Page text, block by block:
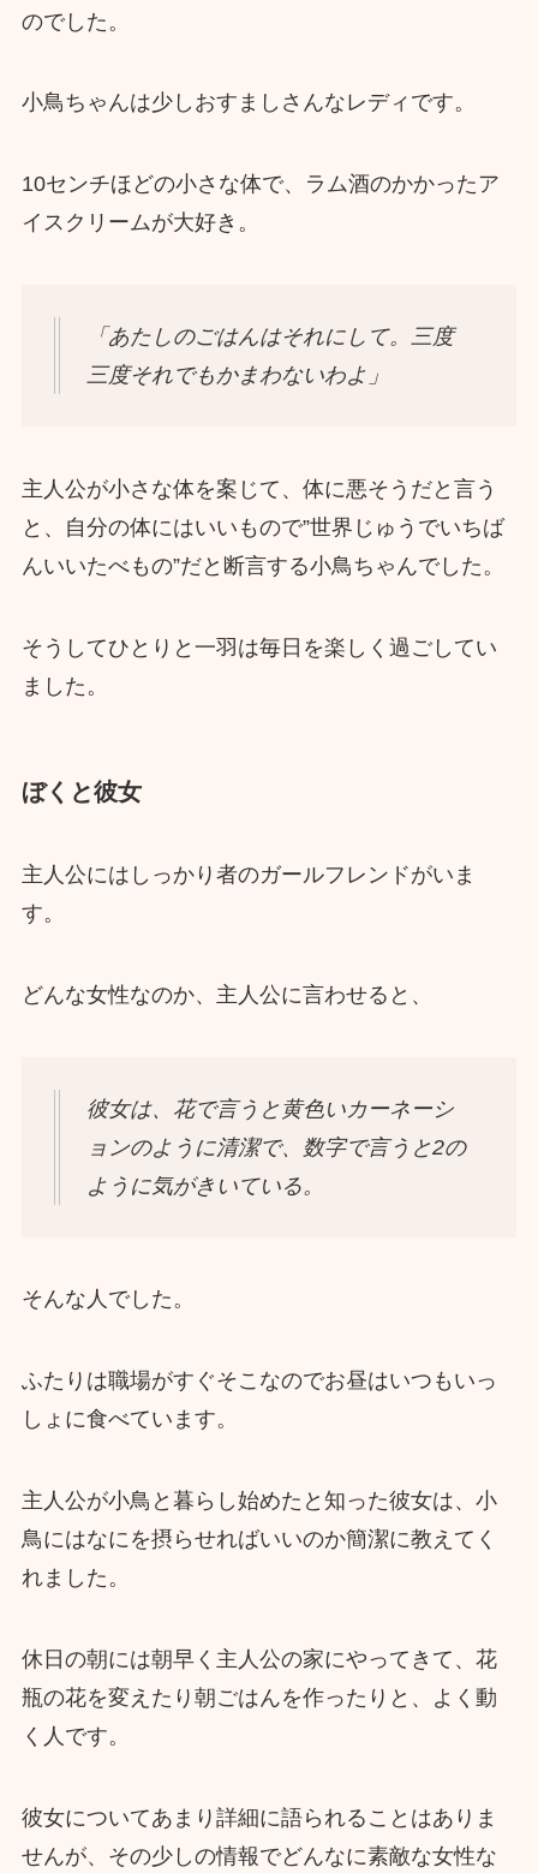
のでした。
小鳥ちゃんは少しおすましさんなレディです。
10センチほどの小さな体で、ラム酒のかかったア
イスクリームが大好き。
「あたしのごはんはそれにして。三度
三度それでもかまわないわよ」
主人公が小さな体を案じて、体に悪そうだと言う
と、自分の体にはいいもので”世界じゅうでいちば
んいいたべもの”だと断言する小鳥ちゃんでした。
そうしてひとりと一羽は毎日を楽しく過ごしてい
ました。
ぼくと彼女
主人公にはしっかり者のガールフレンドがいま
す。
どんな女性なのか、主人公に言わせると、
彼女は、花で言うと黄色いカーネーシ
ョンのように清潔で、数字で言うと2の
ように気がきいている。
そんな人でした。
ふたりは職場がすぐそこなのでお昼はいつもいっ
しょに食べています。
主人公が小鳥と暮らし始めたと知った彼女は、小
鳥にはなにを摂らせればいいのか簡潔に教えてく
れました。
休日の朝には朝早く主人公の家にやってきて、花
瓶の花を変えたり朝ごはんを作ったりと、よく動
く人です。
彼女についてあまり詳細に語られることはありま
せんが、その少しの情報でどんなに素敵な女性な